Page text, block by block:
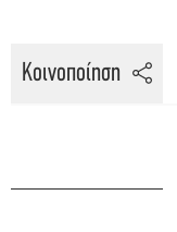
Κοινοποίηση